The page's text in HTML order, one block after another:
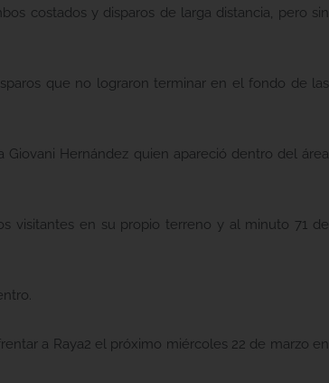
costados y disparos de larga distancia, pero sin
que no lograron terminar en el fondo de las
Hernández quien apareció dentro del área
visitantes en su propio terreno y al minuto 71 de
a Raya2 el próximo miércoles 22 de marzo en